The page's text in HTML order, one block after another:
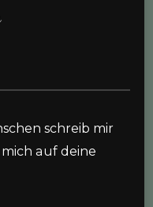
schreib mir
auf deine